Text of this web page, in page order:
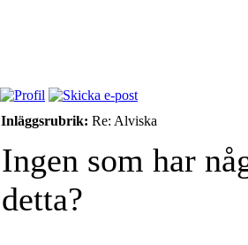
Inläggsrubrik: Re: Alviska
Ingen som har
detta?